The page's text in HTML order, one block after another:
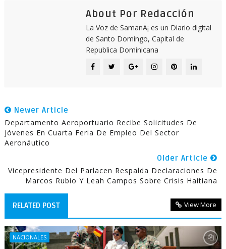
About Por Redacción
La Voz de SamanÃ¡ es un Diario digital
de Santo Domingo, Capital de
Republica Dominicana
Newer Article
Departamento Aeroportuario Recibe Solicitudes De
Jóvenes En Cuarta Feria De Empleo Del Sector
Aeronáutico
Older Article
Vicepresidente Del Parlacen Respalda Declaraciones De
Marcos Rubio Y Leah Campos Sobre Crisis Haitiana
RELATED POST View More
NACIONALES